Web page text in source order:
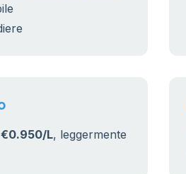
€0.950/L, leggermente